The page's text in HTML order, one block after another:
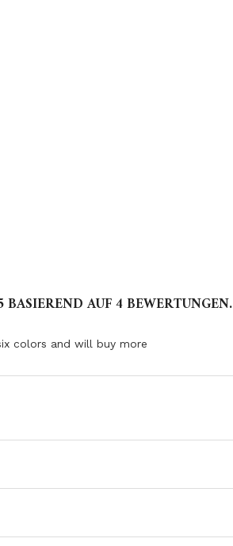
BASIEREND AUF4BEWERTUNGEN.
colors and will buy more